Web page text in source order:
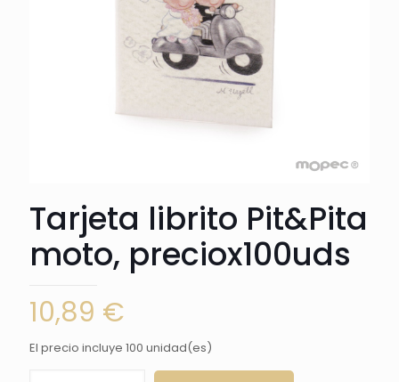
Tarjeta librito Pit&Pita
moto, preciox100uds
10,89 €
El precio incluye 100 unidad(es)